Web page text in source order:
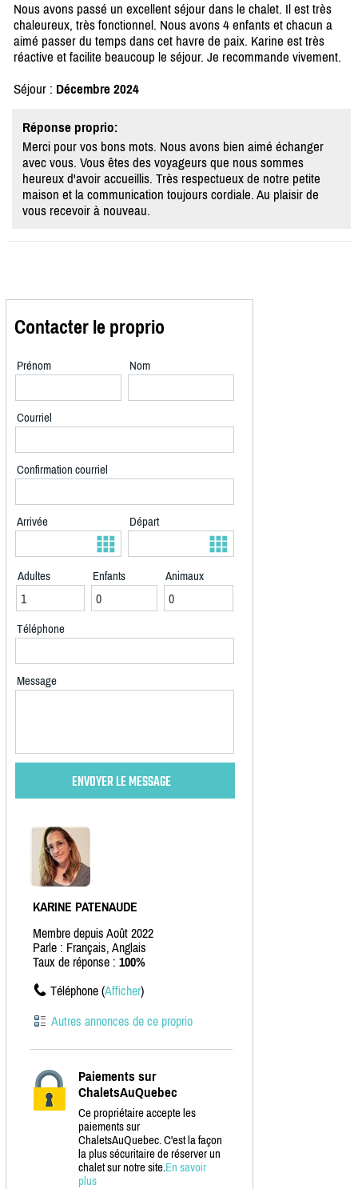
Nous avons passé un excellent séjour dans le chalet. Il est très
chaleureux, très fonctionnel. Nous avons 4 enfants et chacun a
aimé passer du temps dans cet havre de paix. Karine est très
réactive et facilite beaucoup le séjour. Je recommande vivement.
Séjour : Décembre 2024
Réponse proprio:
Merci pour vos bons mots. Nous avons bien aimé échanger
avec vous. Vous êtes des voyageurs que nous sommes
heureux d'avoir accueillis. Très respectueux de notre petite
maison et la communication toujours cordiale. Au plaisir de
vous recevoir à nouveau.
Contacter le proprio
Prénom Nom
Courriel
Confirmation courriel
Arrivée Départ
Adultes Enfants Animaux
Téléphone
Message
KARINE PATENAUDE
Membre depuis Août 2022
Parle : Français, Anglais
Taux de réponse : 100%
Téléphone (Afficher)
Autres annonces de ce proprio
Paiements sur
ChaletsAuQuebec
Ce propriétaire accepte les
paiements sur
ChaletsAuQuebec. C'est la façon
la plus sécuritaire de réserver un
chalet sur notre site.En savoir
plus